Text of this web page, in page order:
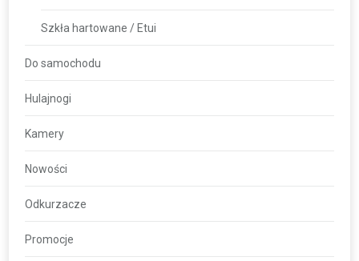
Szkła hartowane / Etui
Do samochodu
Hulajnogi
Kamery
Nowości
Odkurzacze
Promocje